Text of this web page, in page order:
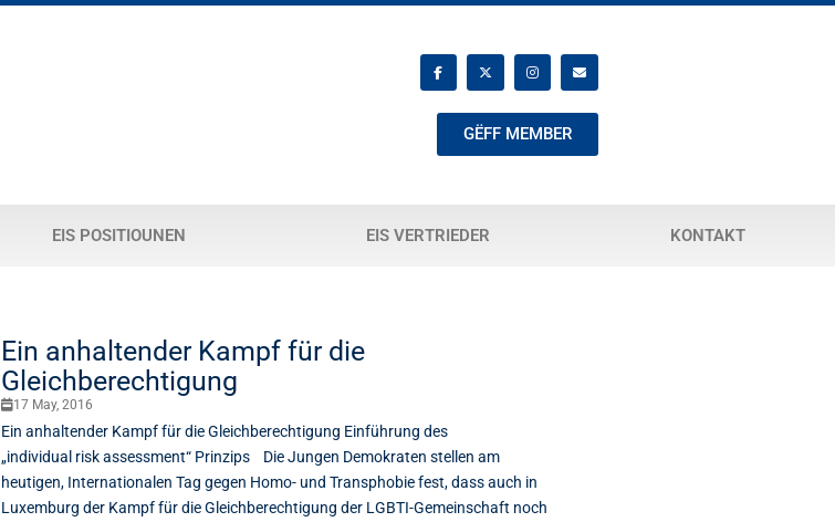
GËFF MEMBER
EIS POSITIOUNEN EIS VERTRIEDER KONTAKT
Ein anhaltender Kampf für die
Gleichberechtigung
17 May, 2016
Ein anhaltender Kampf für die Gleichberechtigung Einführung des
„individual risk assessment“ Prinzips Die Jungen Demokraten stellen am
heutigen, Internationalen Tag gegen Homo- und Transphobie fest, dass auch in
Luxemburg der Kampf für die Gleichberechtigung der LGBTI-Gemeinschaft noch